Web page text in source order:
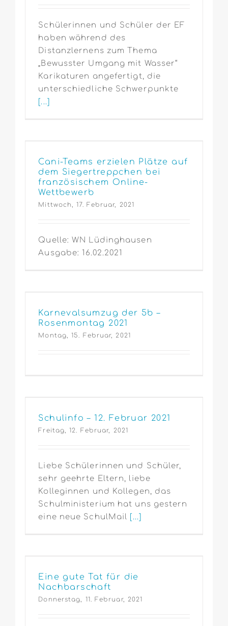
Schülerinnen und Schüler der EF
haben während des
Distanzlernens zum Thema
„Bewusster Umgang mit Wasser“
Karikaturen angefertigt, die
unterschiedliche Schwerpunkte
[...]
Cani-Teams erzielen Plätze auf
dem Siegertreppchen bei
französischem Online-
Wettbewerb
Mittwoch, 17. Februar, 2021
Quelle: WN Lüdinghausen
Ausgabe: 16.02.2021
Karnevalsumzug der 5b –
Rosenmontag 2021
Montag, 15. Februar, 2021
Schulinfo – 12. Februar 2021
Freitag, 12. Februar, 2021
Liebe Schülerinnen und Schüler,
sehr geehrte Eltern, liebe
Kolleginnen und Kollegen, das
Schulministerium hat uns gestern
eine neue SchulMail [...]
Eine gute Tat für die
Nachbarschaft
Donnerstag, 11. Februar, 2021